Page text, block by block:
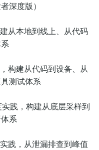
深度版）
从本地到线上、从代码
构建从代码到设备、从
测试体系
践，构建从底层采样到
系
践，从泄漏排查到峰值